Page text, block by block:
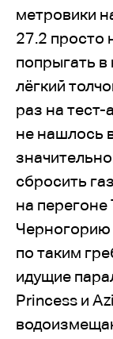
метровики
27.2 просто
попрыгать в
лёгкий
раз на тест-
не нашлось
сбросить
на перегоне
Черногорию
по таким
идущие
Princess и